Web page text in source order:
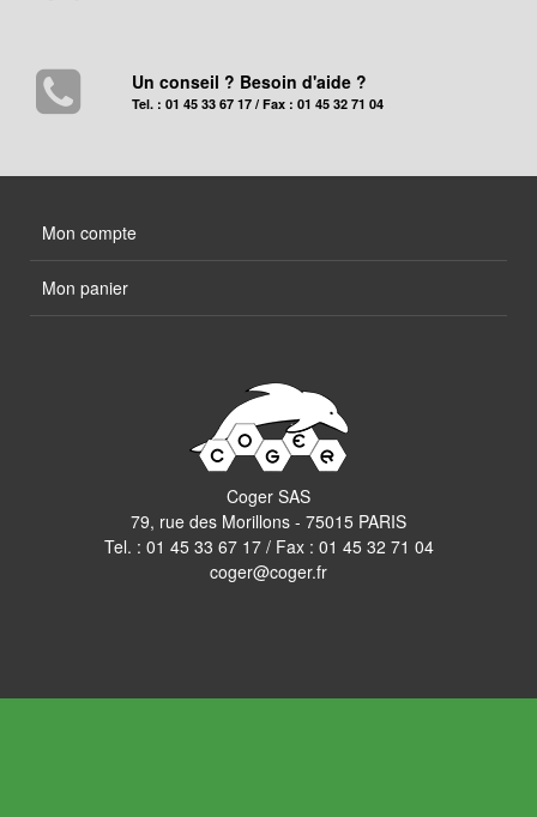
Un conseil ? Besoin d'aide ?
Tel. : 01 45 33 67 17 / Fax : 01 45 32 71 04
Mon compte
Mon panier
Coger SAS
79, rue des Morillons - 75015 PARIS
Tel. : 01 45 33 67 17/ Fax : 01 45 32 71 04
coger@coger.fr